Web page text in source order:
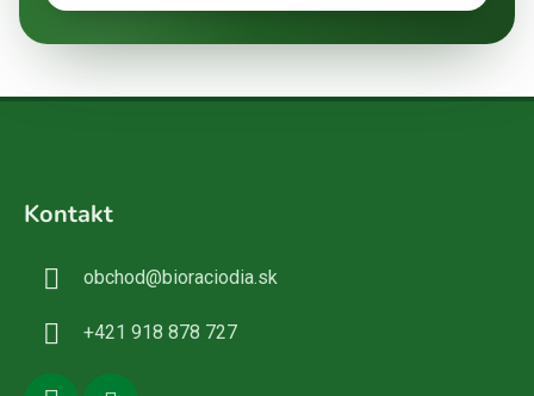
Kontakt
obchod@bioraciodia.sk
+421 918 878 727